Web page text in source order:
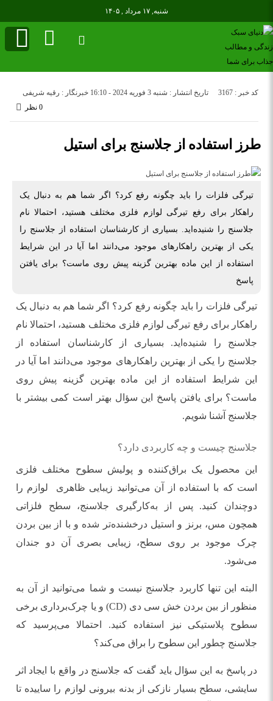
شنبه, ۱۷ مرداد , ۱۴۰۵
تاریخ انتشار : شنبه 3 فوریه 2024 - 16:10 خبرنگار : رقیه شریفی
کد خبر : 3167
0 نظر
طرز استفاده از جلاسنج برای استیل
تیرگی فلزات را باید چگونه رفع کرد؟ اگر شما هم به دنبال یک
راهکار برای رفع تیرگی لوازم فلزی مختلف هستید، احتمالا نام
جلاسنج را شنیده‌اید. بسیاری از کارشناسان استفاده از جلاسنج را
یکی از بهترین راهکارهای موجود می‌دانند اما آیا در این شرایط
استفاده از این ماده بهترین گزینه پیش روی ماست؟ برای یافتن
پاسخ
تیرگی فلزات را باید چگونه رفع کرد؟ اگر شما هم به دنبال یک
راهکار برای رفع تیرگی لوازم فلزی مختلف هستید، احتمالا نام
جلاسنج را شنیده‌اید. بسیاری از کارشناسان استفاده از
جلاسنج را یکی از بهترین راهکارهای موجود می‌دانند اما آیا در
این شرایط استفاده از این ماده بهترین گزینه پیش روی
ماست؟ برای یافتن پاسخ این سؤال بهتر است کمی بیشتر با
جلاسنج آشنا شویم.
جلاسنج چیست و چه کاربردی دارد؟
این محصول یک براق‌کننده و پولیش سطوح مختلف فلزی
است که با استفاده از آن می‌توانید زیبایی ظاهری لوازم را
دوچندان کنید. پس از به‌کارگیری جلاسنج، سطح فلزاتی
همچون مس، برنز و استیل درخشنده‌تر شده و با از بین بردن
چرک موجود بر روی سطح، زیبایی بصری آن دو جندان
می‌شود.
البته این تنها کاربرد جلاسنج نیست و شما می‌توانید از آن به
منظور از بین بردن خش سی دی (CD) و یا چرک‌برداری برخی
سطوح پلاستیکی نیز استفاده کنید. احتمالا می‌پرسید که
جلاسنج چطور این سطوح را براق می‌کند؟
در پاسخ به این سؤال باید گفت که جلاسنج در واقع با ایجاد اثر
سایشی، سطح بسیار نازکی از بدنه بیرونی لوازم را ساییده تا